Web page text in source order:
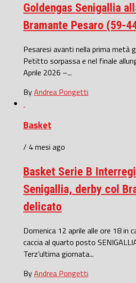
Goldengas Senigallia
Bramante Pesaro (59-
Pesaresi avanti nella prima metà
Petitto sorpassa e nel finale
Aprile 2026 –...
ByAndrea Pongetti
Basket
/ 4 mesi ago
Basket Serie B
Senigallia, derby col
delicato
Domenica 12 aprile alle ore 18 in
caccia al quarto posto
Terz’ultima giornata...
ByAndrea Pongetti